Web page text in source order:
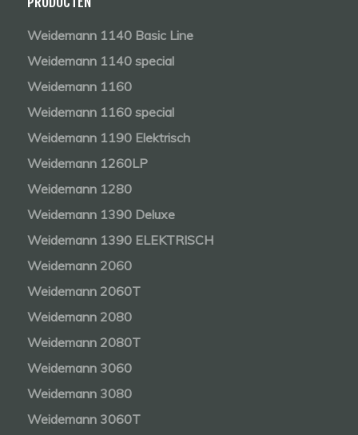
Weidemann 1140 Basic Line
Weidemann 1140 special
Weidemann 1160
Weidemann 1160 special
Weidemann 1190 Elektrisch
Weidemann 1260LP
Weidemann 1280
Weidemann 1390 Deluxe
Weidemann 1390 ELEKTRISCH
Weidemann 2060
Weidemann 2060T
Weidemann 2080
Weidemann 2080T
Weidemann 3060
Weidemann 3080
Weidemann 3060T